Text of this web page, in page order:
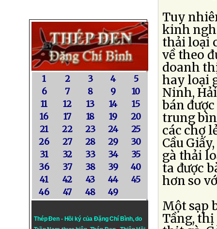
1 2 3 4
5
6
7 8 9
10
11
12 13 14
15
16
17 18 19
20
21
22 23 24
25
26
27 28 29
30
31
32 33 34
35
36
37 38 39
40
41
42 43 44
45
46
47 48 49
Thép Đen - Hồi ký của Đặng Chí Bình, do
Tuy
kinh
thải loại
về theo
doanh
hay loại
Ninh,
bán
trung
các chợ
Cầu
gà thải
ta được
hơn so
Một sạp
Tầng, thị